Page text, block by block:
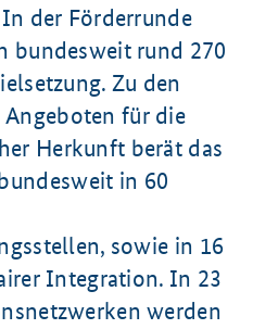
der Förderrunde
bundesweit rund 270
Zu den
für die
Herkunft berät das
in 60
sowie in 16
Integration. In 23
werden